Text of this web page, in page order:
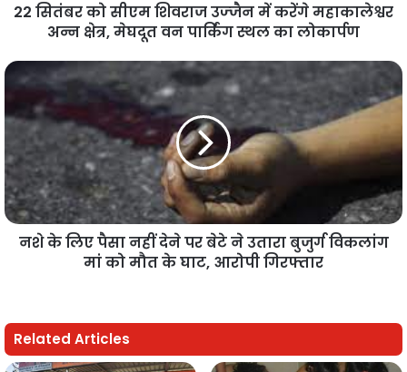
22 सितंबर को सीएम शिवराज उज्‍जैन में करेंगे महाकालेश्वर
अन्न क्षेत्र, मेघदूत वन पार्किंग स्थल का लोकार्पण
नशे के लिए पैसा नहीं देने पर बेटे ने उतारा बुजुर्ग विकलांग
मां को मौत के घाट, आरोपी गिरफ्तार
Related Articles